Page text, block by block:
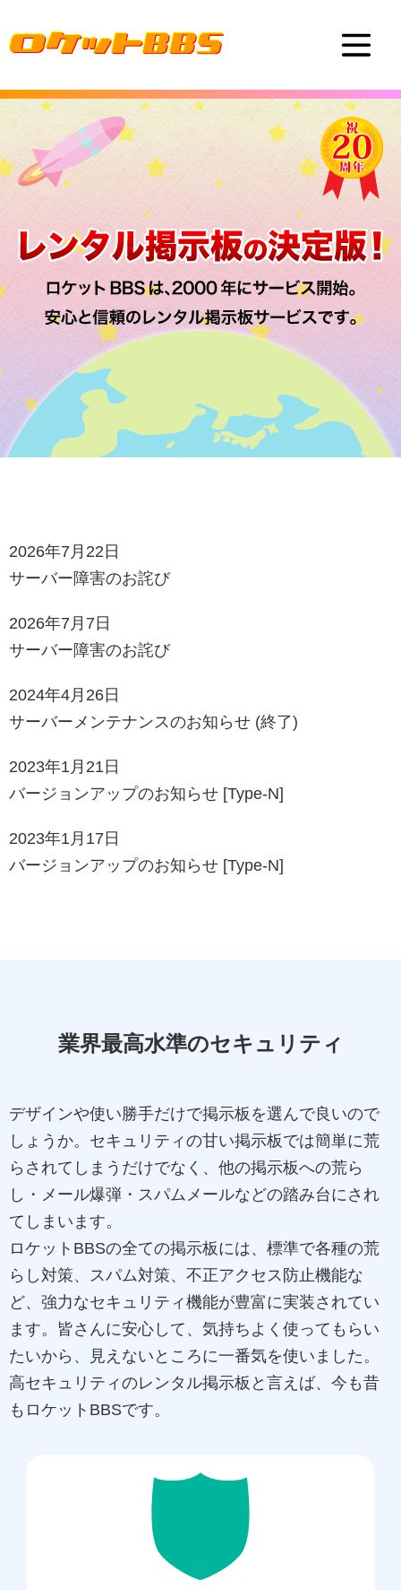
2026年7月22日
サーバー障害のお詫び
2026年7月7日
サーバー障害のお詫び
2024年4月26日
サーバーメンテナンスのお知らせ (終了)
2023年1月21日
バージョンアップのお知らせ [Type-N]
2023年1月17日
バージョンアップのお知らせ [Type-N]
業界最高水準のセキュリティ
デザインや使い勝手だけで掲示板を選んで良いので
しょうか。セキュリティの甘い掲示板では簡単に荒
らされてしまうだけでなく、他の掲示板への荒ら
し・メール爆弾・スパムメールなどの踏み台にされ
てしまいます。
ロケットBBSの全ての掲示板には、標準で各種の荒
らし対策、スパム対策、不正アクセス防止機能な
ど、強力なセキュリティ機能が豊富に実装されてい
ます。皆さんに安心して、気持ちよく使ってもらい
たいから、見えないところに一番気を使いました。
高セキュリティのレンタル掲示板と言えば、今も昔
もロケットBBSです。